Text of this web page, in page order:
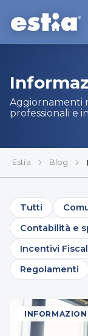
Aggiornamenti
professionali e
Estia Blog
Tutti
Contabilità e
Incentivi
Regolamenti